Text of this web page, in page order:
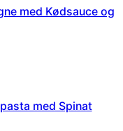
med Kødsauce og
med Spinat